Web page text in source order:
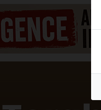
Eva vient de
4
3
Odaya
2
13